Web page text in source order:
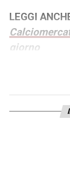
LEGGI
giorno